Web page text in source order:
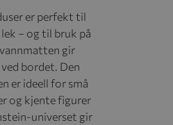
er perfekt til
– og til bruk på
gir
bordet. Den
er ideell for små
og kjente figurer
universet gir